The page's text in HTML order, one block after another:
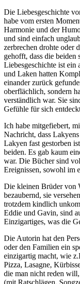
Die Liebesgeschichte
habe vom ersten
Harmonie und der
und sind einfach
zerbrechen drohte oder
gehofft, dass die beiden
Liebesgeschichte ist
und Laken hatten
einander zurück
oberflächlich, sondern
verständlich war. Sie
Gefühle für sich
Ich habe mitgefiebert,
Nachricht, dass
Lakyen fast gestorben
beiden. Es gab kaum
war. Die Bücher sind
Ereignissen, sowohl im
Die kleinen Brüder von
bezaubernd, sie
trotzdem kindlich
Eddie und Gavin, sind
Einzigartiges, was die
Die Autorin hat den
oder den Familien ein
einzigartig macht, wie
Pizza, Lasagne,
die man nicht reden
(mit Ratschlägen,